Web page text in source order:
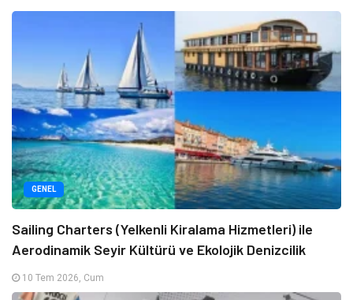
GENEL
Sailing Charters (Yelkenli Kiralama Hizmetleri) ile
Aerodinamik Seyir Kültürü ve Ekolojik Denizcilik
10 Tem 2026, Cum